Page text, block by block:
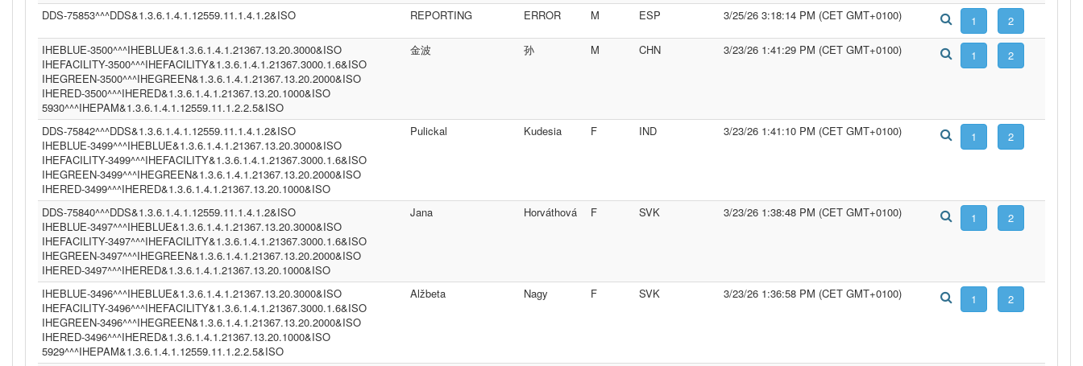
DDS-75853^^^DDS&1.3.6.1.4.1.12559.11.1.4.1.2&ISO REPORTING ERROR M ESP 3/25/26 3:18:14 PM (CET GMT+0100)
IHEBLUE-3500^^^IHEBLUE&1.3.6.1.4.1.21367.13.20.3000&ISO
IHEFACILITY-3500^^^IHEFACILITY&1.3.6.1.4.1.21367.3000.1.6&ISO
IHEGREEN-3500^^^IHEGREEN&1.3.6.1.4.1.21367.13.20.2000&ISO
IHERED-3500^^^IHERED&1.3.6.1.4.1.21367.13.20.1000&ISO
5930^^^IHEPAM&1.3.6.1.4.1.12559.11.1.2.2.5&ISO
金波 孙 M CHN 3/23/26 1:41:29 PM (CET GMT+0100)
DDS-75842^^^DDS&1.3.6.1.4.1.12559.11.1.4.1.2&ISO
IHEBLUE-3499^^^IHEBLUE&1.3.6.1.4.1.21367.13.20.3000&ISO
IHEFACILITY-3499^^^IHEFACILITY&1.3.6.1.4.1.21367.3000.1.6&ISO
IHEGREEN-3499^^^IHEGREEN&1.3.6.1.4.1.21367.13.20.2000&ISO
IHERED-3499^^^IHERED&1.3.6.1.4.1.21367.13.20.1000&ISO
Pulickal Kudesia F IND 3/23/26 1:41:10 PM (CET GMT+0100)
DDS-75840^^^DDS&1.3.6.1.4.1.12559.11.1.4.1.2&ISO
IHEBLUE-3497^^^IHEBLUE&1.3.6.1.4.1.21367.13.20.3000&ISO
IHEFACILITY-3497^^^IHEFACILITY&1.3.6.1.4.1.21367.3000.1.6&ISO
IHEGREEN-3497^^^IHEGREEN&1.3.6.1.4.1.21367.13.20.2000&ISO
IHERED-3497^^^IHERED&1.3.6.1.4.1.21367.13.20.1000&ISO
Jana Horváthová F SVK 3/23/26 1:38:48 PM (CET GMT+0100)
IHEBLUE-3496^^^IHEBLUE&1.3.6.1.4.1.21367.13.20.3000&ISO
IHEFACILITY-3496^^^IHEFACILITY&1.3.6.1.4.1.21367.3000.1.6&ISO
IHEGREEN-3496^^^IHEGREEN&1.3.6.1.4.1.21367.13.20.2000&ISO
IHERED-3496^^^IHERED&1.3.6.1.4.1.21367.13.20.1000&ISO
5929^^^IHEPAM&1.3.6.1.4.1.12559.11.1.2.2.5&ISO
Alžbeta Nagy F SVK 3/23/26 1:36:58 PM (CET GMT+0100)